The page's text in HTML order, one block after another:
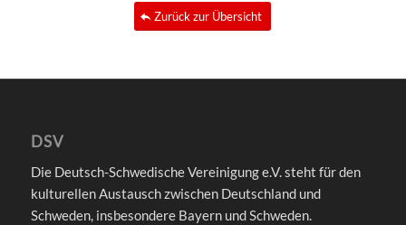
Zurück zur Übersicht
DSV
Die Deutsch-Schwedische Vereinigung e.V. steht für den
kulturellen Austausch zwischen Deutschland und
Schweden, insbesondere Bayern und Schweden.